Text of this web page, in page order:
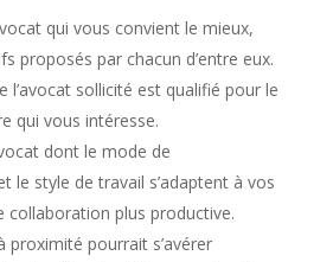
qui vous convient le mieux,
proposés par chacun d’entre eux.
l’avocat sollicité est qualifié pour le
qui vous intéresse.
dont le mode de
le style de travail s’adaptent à vos
collaboration plus productive.
proximité pourrait s’avérer